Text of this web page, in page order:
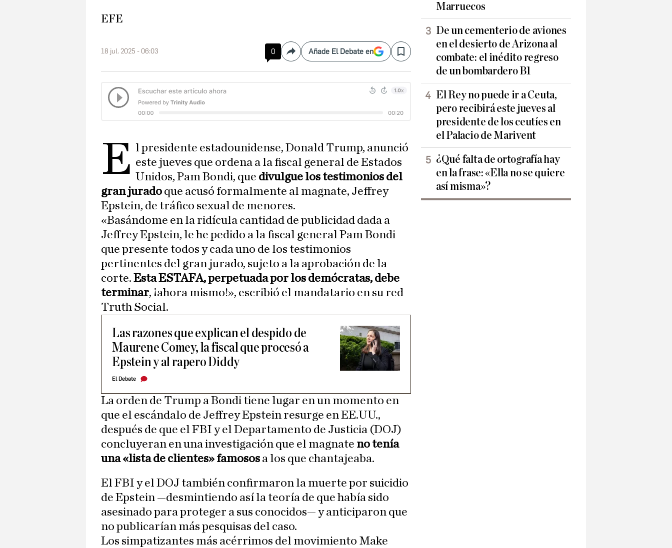
EFE
18 jul. 2025 - 06:03 0 CompartirAñade El Debate en Save
E l presidente estadounidense, Donald Trump, anunció
este jueves que ordena a la fiscal general de Estados
Unidos, Pam Bondi, que divulgue los testimonios del
gran jurado que acusó formalmente al magnate, Jeffrey
Epstein, de tráfico sexual de menores.
«Basándome en la ridícula cantidad de publicidad dada a
Jeffrey Epstein, le he pedido a la fiscal general Pam Bondi
que presente todos y cada uno de los testimonios
pertinentes del gran jurado, sujeto a la aprobación de la
corte. Esta ESTAFA, perpetuada por los demócratas, debe
terminar, ¡ahora mismo!», escribió el mandatario en su red
Truth Social.
Las razones que explican el despido de
Maurene Comey, la fiscal que procesó a
Epstein y al rapero Diddy
El Debate
La orden de Trump a Bondi tiene lugar en un momento en
que el escándalo de Jeffrey Epstein resurge en EE.UU.,
después de que el FBI y el Departamento de Justicia (DOJ)
concluyeran en una investigación que el magnate no tenía
una «lista de clientes» famosos a los que chantajeaba.
El FBI y el DOJ también confirmaron la muerte por suicidio
de Epstein —desmintiendo así la teoría de que había sido
asesinado para proteger a sus conocidos— y anticiparon que
no publicarían más pesquisas del caso.
Los simpatizantes más acérrimos del movimiento Make
Marruecos
De un cementerio de aviones
en el desierto de Arizona al
combate: el inédito regreso
de un bombardero B1
El Rey no puede ir a Ceuta,
pero recibirá este jueves al
presidente de los ceutíes en
el Palacio de Marivent
¿Qué falta de ortografía hay
en la frase: «Ella no se quiere
así misma»?